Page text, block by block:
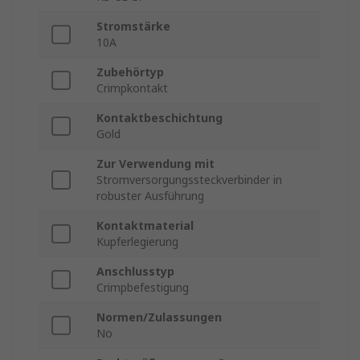
Stromstärke
10A
Zubehörtyp
Crimpkontakt
Kontaktbeschichtung
Gold
Zur Verwendung mit
Stromversorgungssteckverbinder in
robuster Ausführung
Kontaktmaterial
Kupferlegierung
Anschlusstyp
Crimpbefestigung
Normen/Zulassungen
No